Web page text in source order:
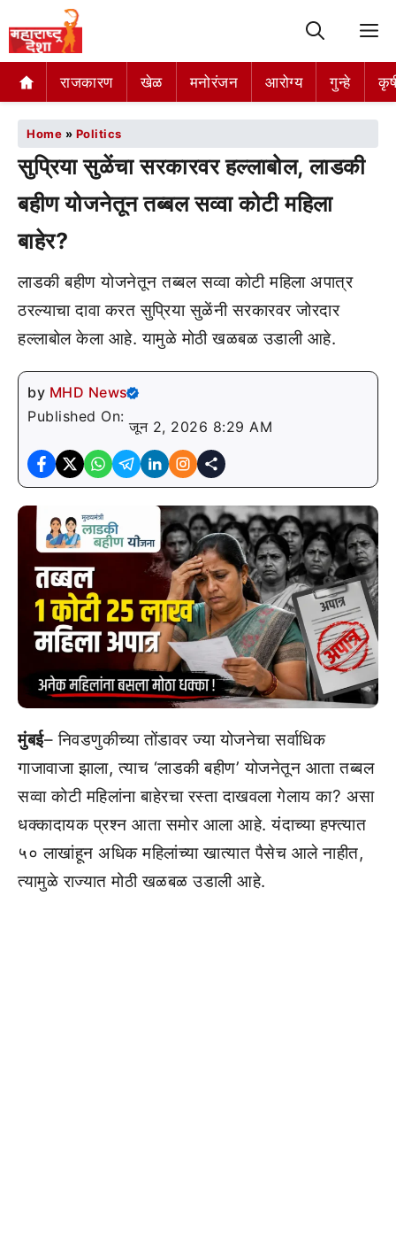
राजकारण खेळ मनोरंजन आरोग्य गुन्हे
Home » Politics
सुप्रिया सुळेंचा सरकारवर हल्लाबोल, लाडकी
बहीण योजनेतून तब्बल सव्वा कोटी महिला
बाहेर?
लाडकी बहीण योजनेतून तब्बल सव्वा कोटी महिला अपात्र
ठरल्याचा दावा करत सुप्रिया सुळेंनी सरकारवर जोरदार
हल्लाबोल केला आहे. यामुळे मोठी खळबळ उडाली आहे.
by MHD News
Published On:
जून 2, 2026 8:29 AM
मुंबई– निवडणुकीच्या तोंडावर ज्या योजनेचा सर्वाधिक
गाजावाजा झाला, त्याच ‘लाडकी बहीण’ योजनेतून आता तब्बल
सव्वा कोटी महिलांना बाहेरचा रस्ता दाखवला गेलाय का? असा
धक्कादायक प्रश्न आता समोर आला आहे. यंदाच्या हफ्त्यात
५० लाखांहून अधिक महिलांच्या खात्यात पैसेच आले नाहीत,
त्यामुळे राज्यात मोठी खळबळ उडाली आहे.